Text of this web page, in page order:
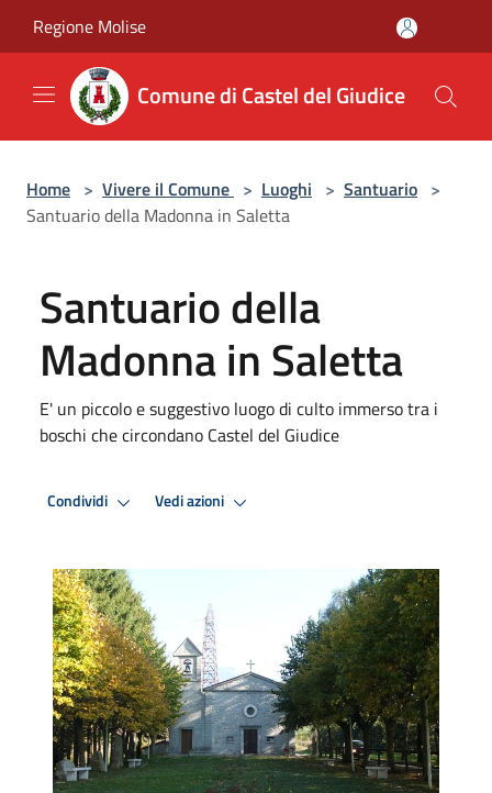
Regione Molise
Comune di Castel del Giudice
Home > Vivere il Comune > Luoghi > Santuario >
Santuario della Madonna in Saletta
Santuario della
Madonna in Saletta
E' un piccolo e suggestivo luogo di culto immerso tra i
boschi che circondano Castel del Giudice
Condividi Vedi azioni